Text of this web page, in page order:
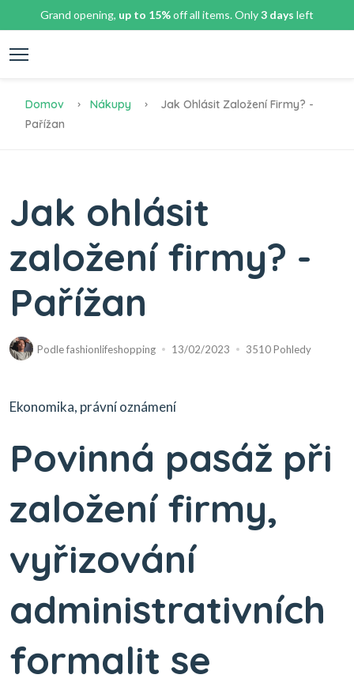
Grand opening, up to 15%off all items. Only3 days left
Domov Nákupy
Jak Ohlásit Založení Firmy? -
Pařížan
Jak ohlásit
založení firmy? -
Pařížan
Podlefashionlifeshopping 13/02/2023 3510 Pohledy
Ekonomika, právní oznámení
Povinná pasáž při
založení firmy,
vyřizování
administrativních
formalit se